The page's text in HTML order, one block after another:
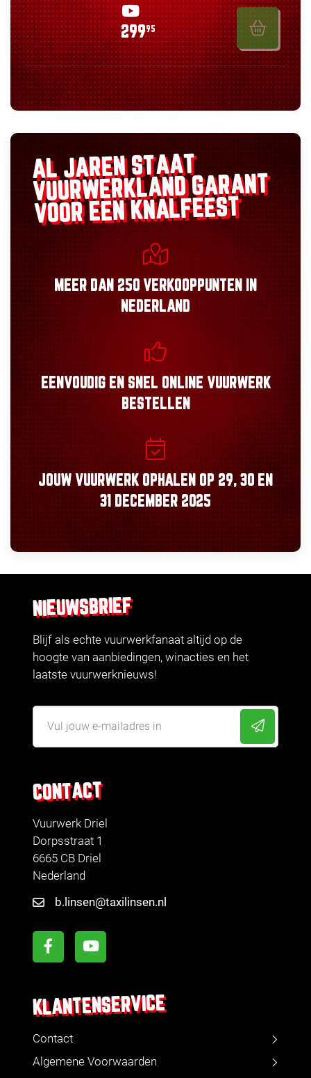
29995
AL JAREN STAAT
VUURWERKLANDGARANT
VOOR EEN KNALFEEST
MEER DAN 250 VERKOOPPUNTEN IN
NEDERLAND
EENVOUDIGEN SNEL ONLINE VUURWERK
BESTELLEN
JOUW VUURWERK OPHALEN OP 29, 30 EN
31 DECEMBER 2025
CONTACT
Vuurwerk Driel
Dorpsstraat 1
6665 CB Driel
Nederland
b.linsen@taxilinsen.nl
KLANTENSERVICE
Contact
Algemene Voorwaarden
NIEUWSBRIEF
Blijf als echte vuurwerkfanaat altijd op de
hoogte van aanbiedingen, winacties en het
laatste vuurwerknieuws!